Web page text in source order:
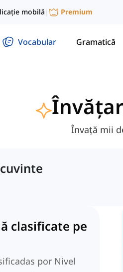
mobilă | Premium
Vocabular Gramatică
Învață mii
clasificate pe
por Nivel